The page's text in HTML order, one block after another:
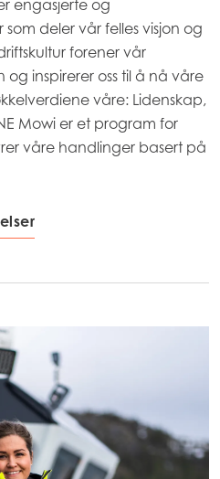
engasjerte og
deler vår felles visjon og
forener vår
inspirerer oss til å nå våre
våre: Lidenskap,
Mowi er et program for
våre handlinger basert på